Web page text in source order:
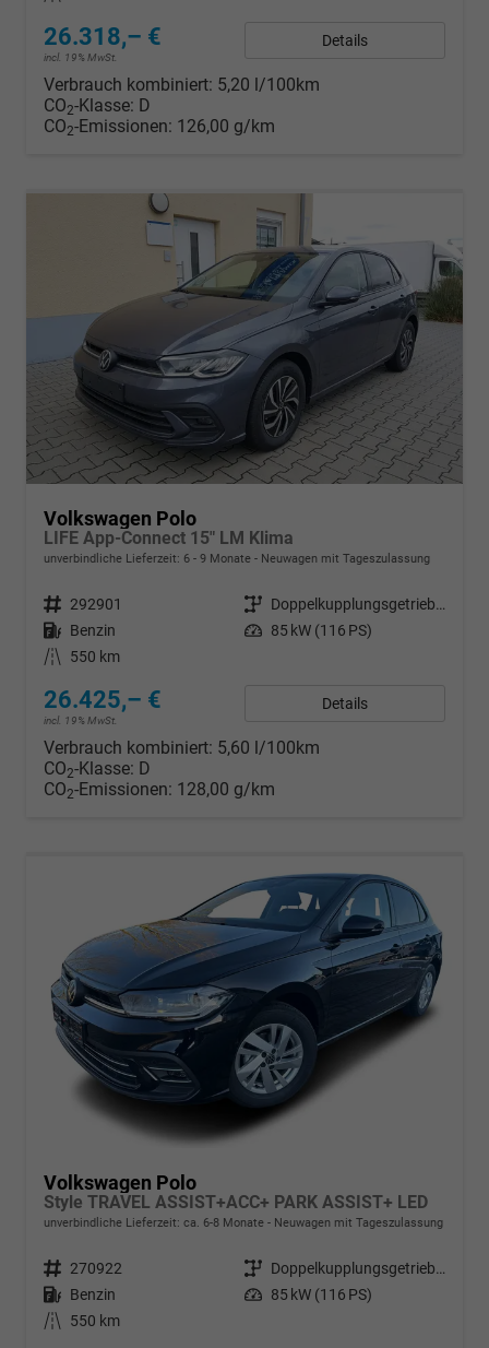
26.318,– €
incl. 19% MwSt.
Details
Verbrauch kombiniert: 5,20 l/100km
CO2-Klasse: D
CO2-Emissionen: 126,00 g/km
Volkswagen Polo
LIFE App-Connect 15" LM Klima
unverbindliche Lieferzeit: 6 - 9 Monate Neuwagen mit Tageszulassung
Fahrzeugnr. 292901 Getriebe
Doppelkupplungsgetriebe (DSG)
Kraftstoff Benzin Leistung 85 kW (116 PS)
Kilometerstand
550 km
26.425,– €
incl. 19% MwSt.
Details
Verbrauch kombiniert: 5,60 l/100km
CO2-Klasse: D
CO2-Emissionen: 128,00 g/km
Volkswagen Polo
Style TRAVEL ASSIST+ACC+ PARK ASSIST+ LED
unverbindliche Lieferzeit: ca. 6-8 Monate Neuwagen mit Tageszulassung
Fahrzeugnr. 270922 Getriebe
Doppelkupplungsgetriebe (DSG)
Kraftstoff Benzin Leistung 85 kW (116 PS)
Kilometerstand
550 km